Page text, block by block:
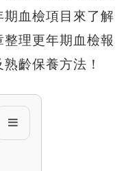
血檢項目來了解
理更年期血檢報
齡保養方法！